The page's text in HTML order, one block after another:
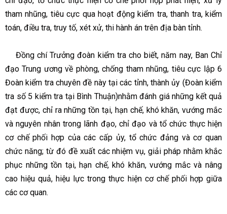
tham nhũng, tiêu cực qua hoạt động kiểm tra, thanh tra, kiểm
toán, điều tra, truy tố, xét xử, thi hành án trên địa bàn tỉnh.
Đồng chí Trưởng đoàn kiểm tra cho biết, năm nay, Ban Chỉ
đạo Trung ương về phòng, chống tham nhũng, tiêu cực lập 6
Đoàn kiểm tra chuyên đề này tại các tỉnh, thành ủy (Đoàn kiểm
tra số 5 kiểm tra tại Bình Thuận)nhằm đánh giá những kết quả
đạt được, chỉ ra những tồn tại, hạn chế, khó khăn, vướng mắc
và nguyên nhân trong lãnh đạo, chỉ đạo và tổ chức thực hiện
cơ chế phối hợp của các cấp ủy, tổ chức đảng và cơ quan
chức năng; từ đó đề xuất các nhiệm vụ, giải pháp nhằm khắc
phục những tồn tại, hạn chế, khó khăn, vướng mắc và nâng
cao hiệu quả, hiệu lực trong thực hiện cơ chế phối hợp giữa
các cơ quan.